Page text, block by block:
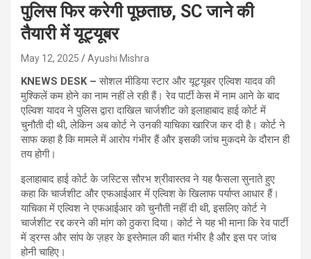
पुलिस फिर करेगी पूछताछ, SC जाने की
तैयारी में यूट्यूबर
May 12, 2025 Ayushi Mishra
KNEWS DESK –सोशलमीडियास्टार औरयूट्यूबरएल्विशयादव की
मुश्किलेंकमहोनेकानामनहींलेरहीहैं।रेवपार्टीकेसमेंनाम आनेकेबाद
एल्विशयादवनेपुलिसद्वारादाखिलचार्जशीटकोइलाहाबादहाईकोर्टमें
चुनौतीदीथी,लेकिन अबकोर्टनेउनकीयाचिकाखारिजकरदीहै।कोर्टने
साफकहाहैकिमामलेमें आरोपगंभीरहैंऔरइसकीजांचमुकदमेकेदौरानही
तयहोगी।
इलाहाबादहाईकोर्टकेजस्टिससौरभश्रीवास्तवनेयहफैसलासुनातेहुए
कहाकिचार्जशीट औरएफआईआरमेंएल्विशकेखिलाफपर्याप्तआधारहैं।
याचिकामेंएल्विशनेएफआईआरकोचुनौतीनहींदीथी,इसलिएकोर्टने
चार्जशीटरद्दकरनेकीमांगकोठुकरादिया।कोर्टनेयहभीमानाकिरेवपार्टी
मेंड्रग्सऔरसांपकेज़हरकेइस्तेमालकीबातगंभीरहैऔरइसपरजांच
होनीचाहिए।